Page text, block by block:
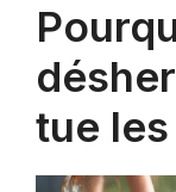
tue